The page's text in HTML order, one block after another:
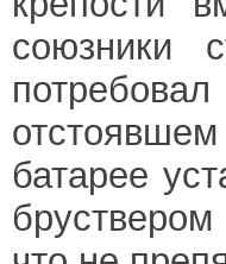
союзники
батарее